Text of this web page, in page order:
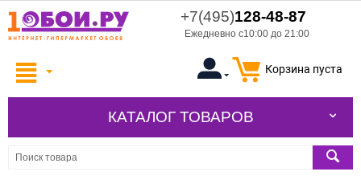
+7(495)128-48-87
Ежедневно с10:00 до 21:00
Корзина пуста
КАТАЛОГ ТОВАРОВ